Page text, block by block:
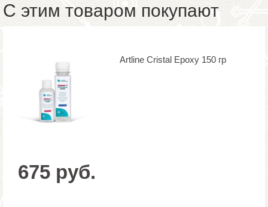
С этим товаром покупают
Artline Cristal Epoxy 150 гр
675 руб.